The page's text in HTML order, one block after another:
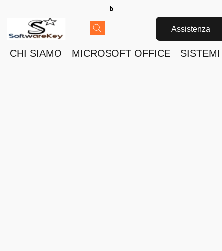
b
Assistenza
CHI SIAMO MICROSOFT OFFICE